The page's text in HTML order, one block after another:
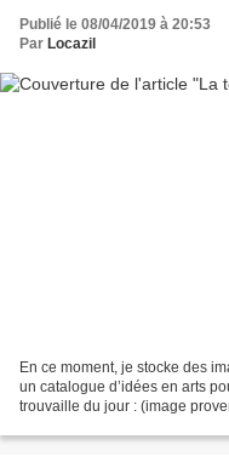
Publié le 08/04/2019 à 20:53
Par Locazil
En ce moment, je stocke des
un catalogue d’idées en arts
trouvaille du jour : (image